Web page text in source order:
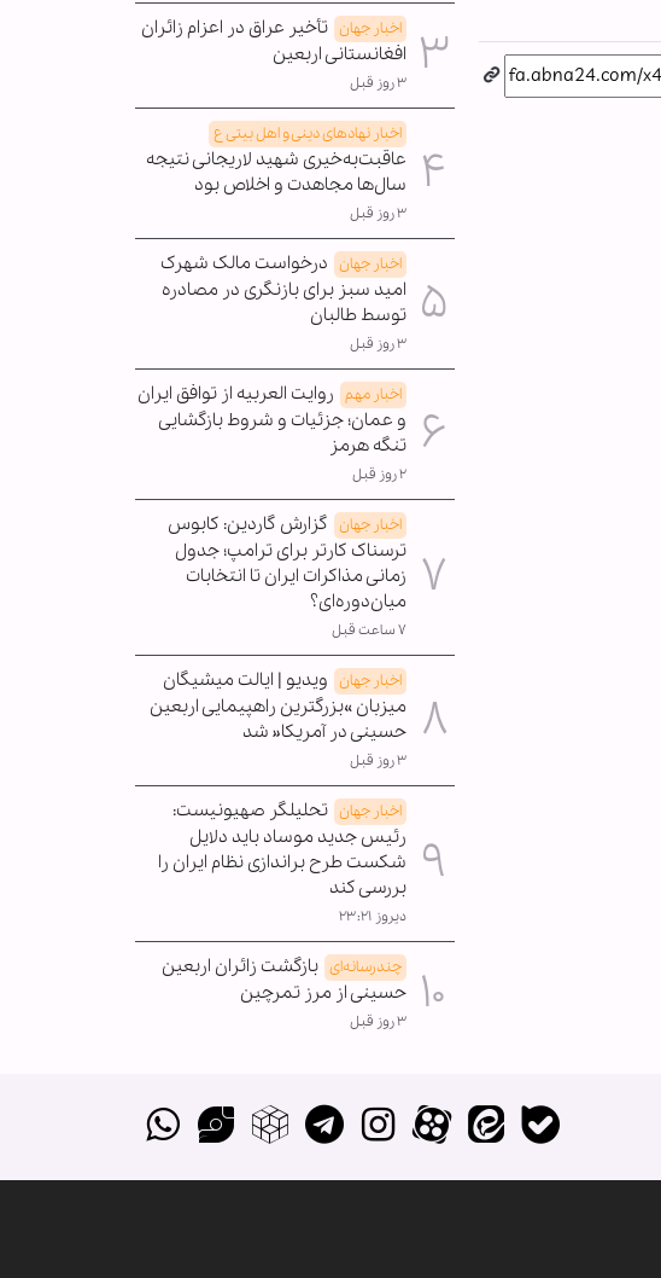
اخبار جهان تأخیر عراق در اعزام زائران
افغانستانی اربعین
۳ روز قبل
اخبار نهادهای دینی و اهل بیتی ع
عاقبت‌به‌خیری شهید لاریجانی نتیجه
سال‌ها مجاهدت و اخلاص بود
۳ روز قبل
اخبار جهان درخواست مالک شهرک
امید سبز برای بازنگری در مصادره
توسط طالبان
۳ روز قبل
اخبار مهم روایت العربیه از توافق ایران
و عمان؛ جزئیات و شروط بازگشایی
تنگه هرمز
۲ روز قبل
اخبار جهان گزارش گاردین: کابوس
ترسناک کارتر برای ترامپ؛ جدول
زمانی مذاکرات ایران تا انتخابات
میان‌دوره‌ای؟
۷ ساعت قبل
اخبار جهان ویدیو | ایالت میشیگان
میزبان »بزرگترین راهپیمایی اربعین
حسینی در آمریکا« شد
۳ روز قبل
اخبار جهان تحلیلگر صهیونیست:
رئیس جدید موساد باید دلایل
شکست طرح براندازی نظام ایران را
بررسی کند
دیروز ۲۳:۲۱
چندرسانه‌ای بازگشت زائران اربعین
حسینی از مرز تمرچین
۳ روز قبل